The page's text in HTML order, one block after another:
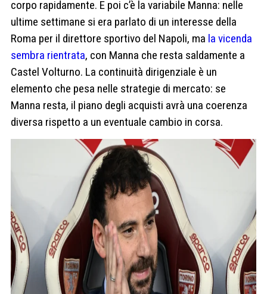
corpo rapidamente. E poi c’è la variabile Manna: nelle
ultime settimane si era parlato di un interesse della
Roma per il direttore sportivo del Napoli, ma la vicenda
sembra rientrata, con Manna che resta saldamente a
Castel Volturno. La continuità dirigenziale è un
elemento che pesa nelle strategie di mercato: se
Manna resta, il piano degli acquisti avrà una coerenza
diversa rispetto a un eventuale cambio in corsa.